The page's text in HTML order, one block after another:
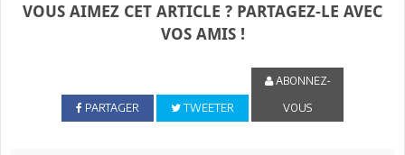
VOUS AIMEZ CET ARTICLE ? PARTAGEZ-LE AVEC
VOS AMIS !
PARTAGER TWEETER
ABONNEZ-
VOUS